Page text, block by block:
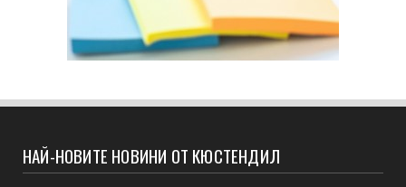
НАЙ-НОВИТЕ НОВИНИ ОТ КЮСТЕНДИЛ